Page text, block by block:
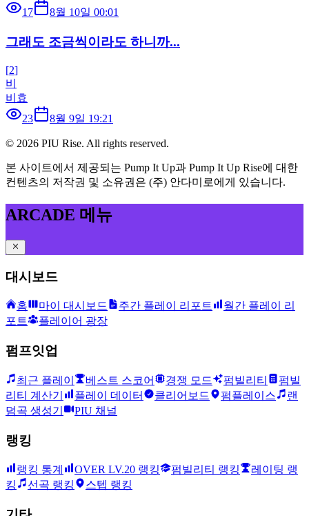
17
8월 10일 00:01
그래도 조금씩이라도 하니까...
[2]
비
비효
23
8월 9일 19:21
© 2026 PIU Rise. All rights reserved.
본 사이트에서 제공되는 Pump It Up과 Pump It Up Rise에 대한
컨텐츠의 저작권 및 소유권은 (주) 안다미로에게 있습니다.
ARCADE 메뉴
대시보드
홈 마이 대시보드 주간 플레이 리포트
월간 플레이 리
포트
플레이어 광장
펌프잇업
최근 플레이 베스트 스코어 경쟁 모드 펌빌리티
펌빌
리티 계산기
플레이 데이터 클리어보드 펌플레이스
랜
덤곡 생성기
PIU 채널
랭킹
랭킹 통계 OVER LV.20 랭킹 펌빌리티 랭킹
레이팅 랭
킹
선곡 랭킹 스텝 랭킹